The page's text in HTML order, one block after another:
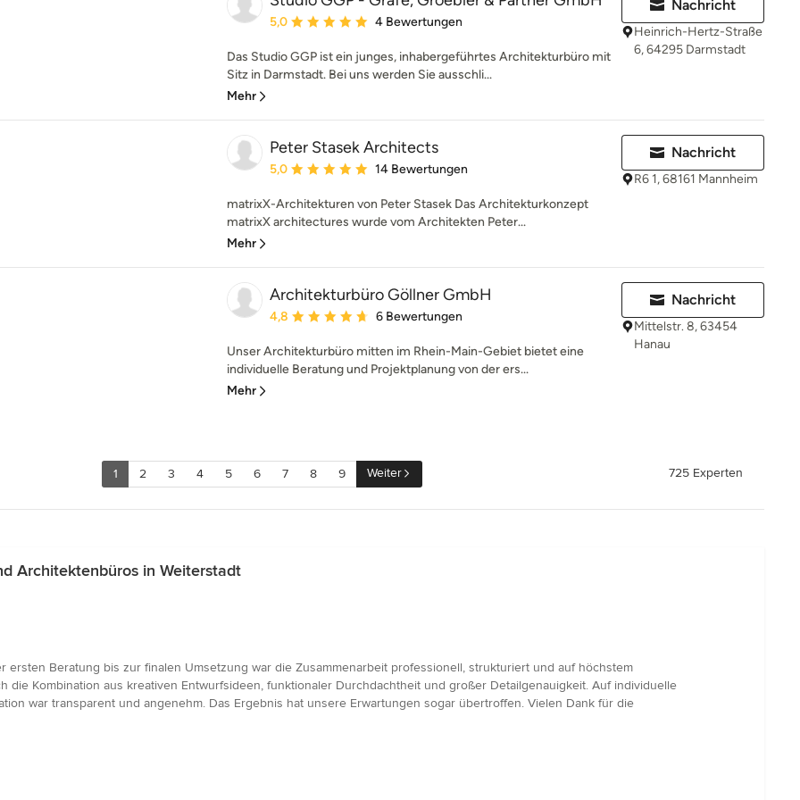
Durchschnittliche Bewertung: 5 von 5 Sternen
5,0 4 Bewertungen
Das Studio GGP ist ein junges, inhabergeführtes Architekturbüro mit
Sitz in Darmstadt. Bei uns werden Sie ausschli...
Mehr
Nachricht
Heinrich-Hertz-Straße
6, 64295 Darmstadt
Peter Stasek Architects
Durchschnittliche Bewertung: 5 von 5 Sternen
5,0 14 Bewertungen
matrixX-Architekturen von Peter Stasek Das Architekturkonzept
matrixX architectures wurde vom Architekten Peter...
Mehr
Nachricht
R6 1, 68161 Mannheim
Architekturbüro Göllner GmbH
Durchschnittliche Bewertung: 4.8 von 5 Sternen
4,8 6 Bewertungen
Unser Architekturbüro mitten im Rhein-Main-Gebiet bietet eine
individuelle Beratung und Projektplanung von der ers...
Mehr
Nachricht
Mittelstr. 8, 63454
Hanau
1 2 3 4 5 6 7 8 9 Weiter 725 Experten
Architektenbüros in Weiterstadt
ersten Beratung bis zur finalen Umsetzung war die Zusammenarbeit professionell, strukturiert und auf höchstem
die Kombination aus kreativen Entwurfsideen, funktionaler Durchdachtheit und großer Detailgenauigkeit. Auf individuelle
war transparent und angenehm. Das Ergebnis hat unsere Erwartungen sogar übertroffen. Vielen Dank für die